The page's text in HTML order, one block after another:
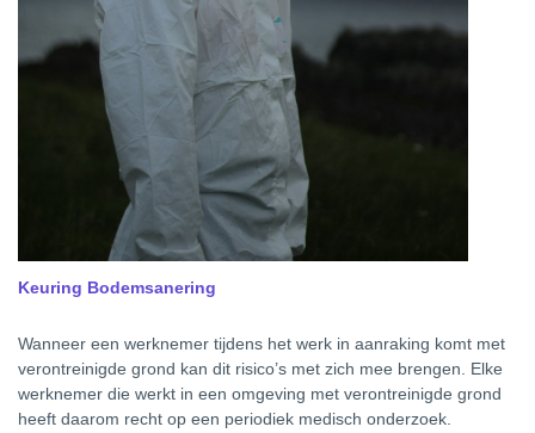
Keuring Bodemsanering
Wanneer een werknemer tijdens het werk in aanraking komt met
verontreinigde grond kan dit risico’s met zich mee brengen. Elke
werknemer die werkt in een omgeving met verontreinigde grond
heeft daarom recht op een periodiek medisch onderzoek.